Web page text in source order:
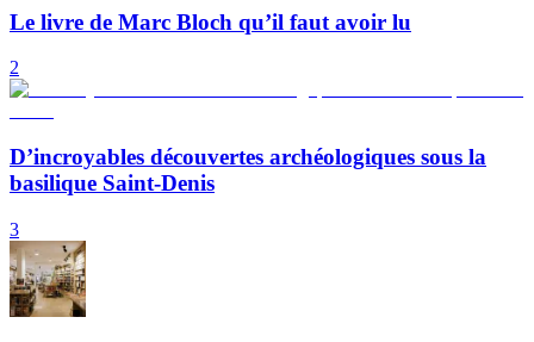
Le livre de Marc Bloch qu’il faut avoir lu
2
D’incroyables découvertes archéologiques sous la
basilique Saint-Denis
3